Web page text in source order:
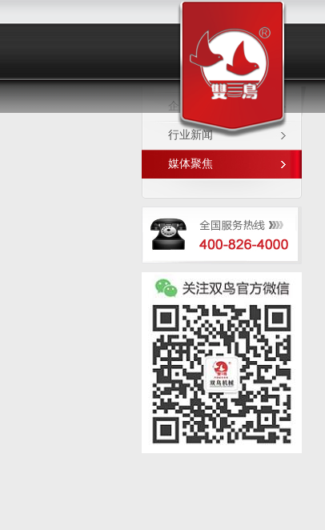
媒体聚焦
企业新闻
行业新闻
媒体聚焦